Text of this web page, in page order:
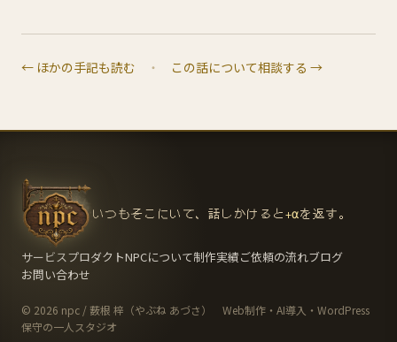
← ほかの手記も読む ・ この話について相談する →
いつもそこにいて、話しかけると+αを返す。
サービスプロダクトNPCについて制作実績ご依頼の流れブログ
お問い合わせ
© 2026 npc / 薮根 梓（やぶね あづさ） Web制作・AI導入・WordPress
保守の一人スタジオ